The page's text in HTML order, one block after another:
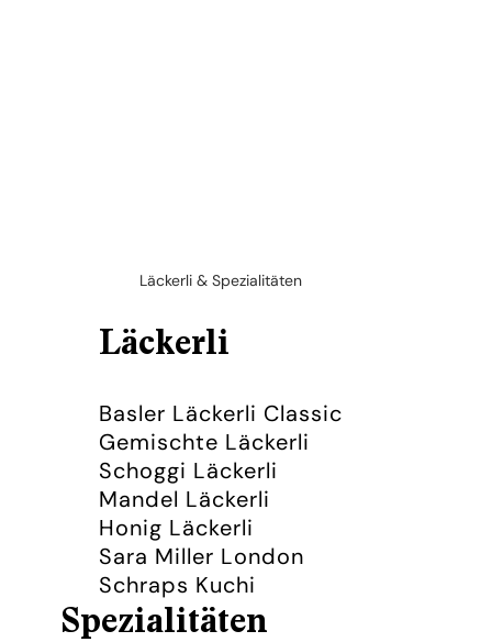
Läckerli & Spezialitäten
Läckerli
Basler Läckerli Classic
Gemischte Läckerli
Schoggi Läckerli
Mandel Läckerli
Honig Läckerli
Sara Miller London
Schraps Kuchi
Spezialitäten